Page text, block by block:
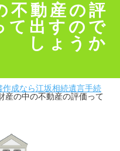
不動産の評
て出すので
しょうか
成なら江坂相続遺言手続
産の中の不動産の評価って